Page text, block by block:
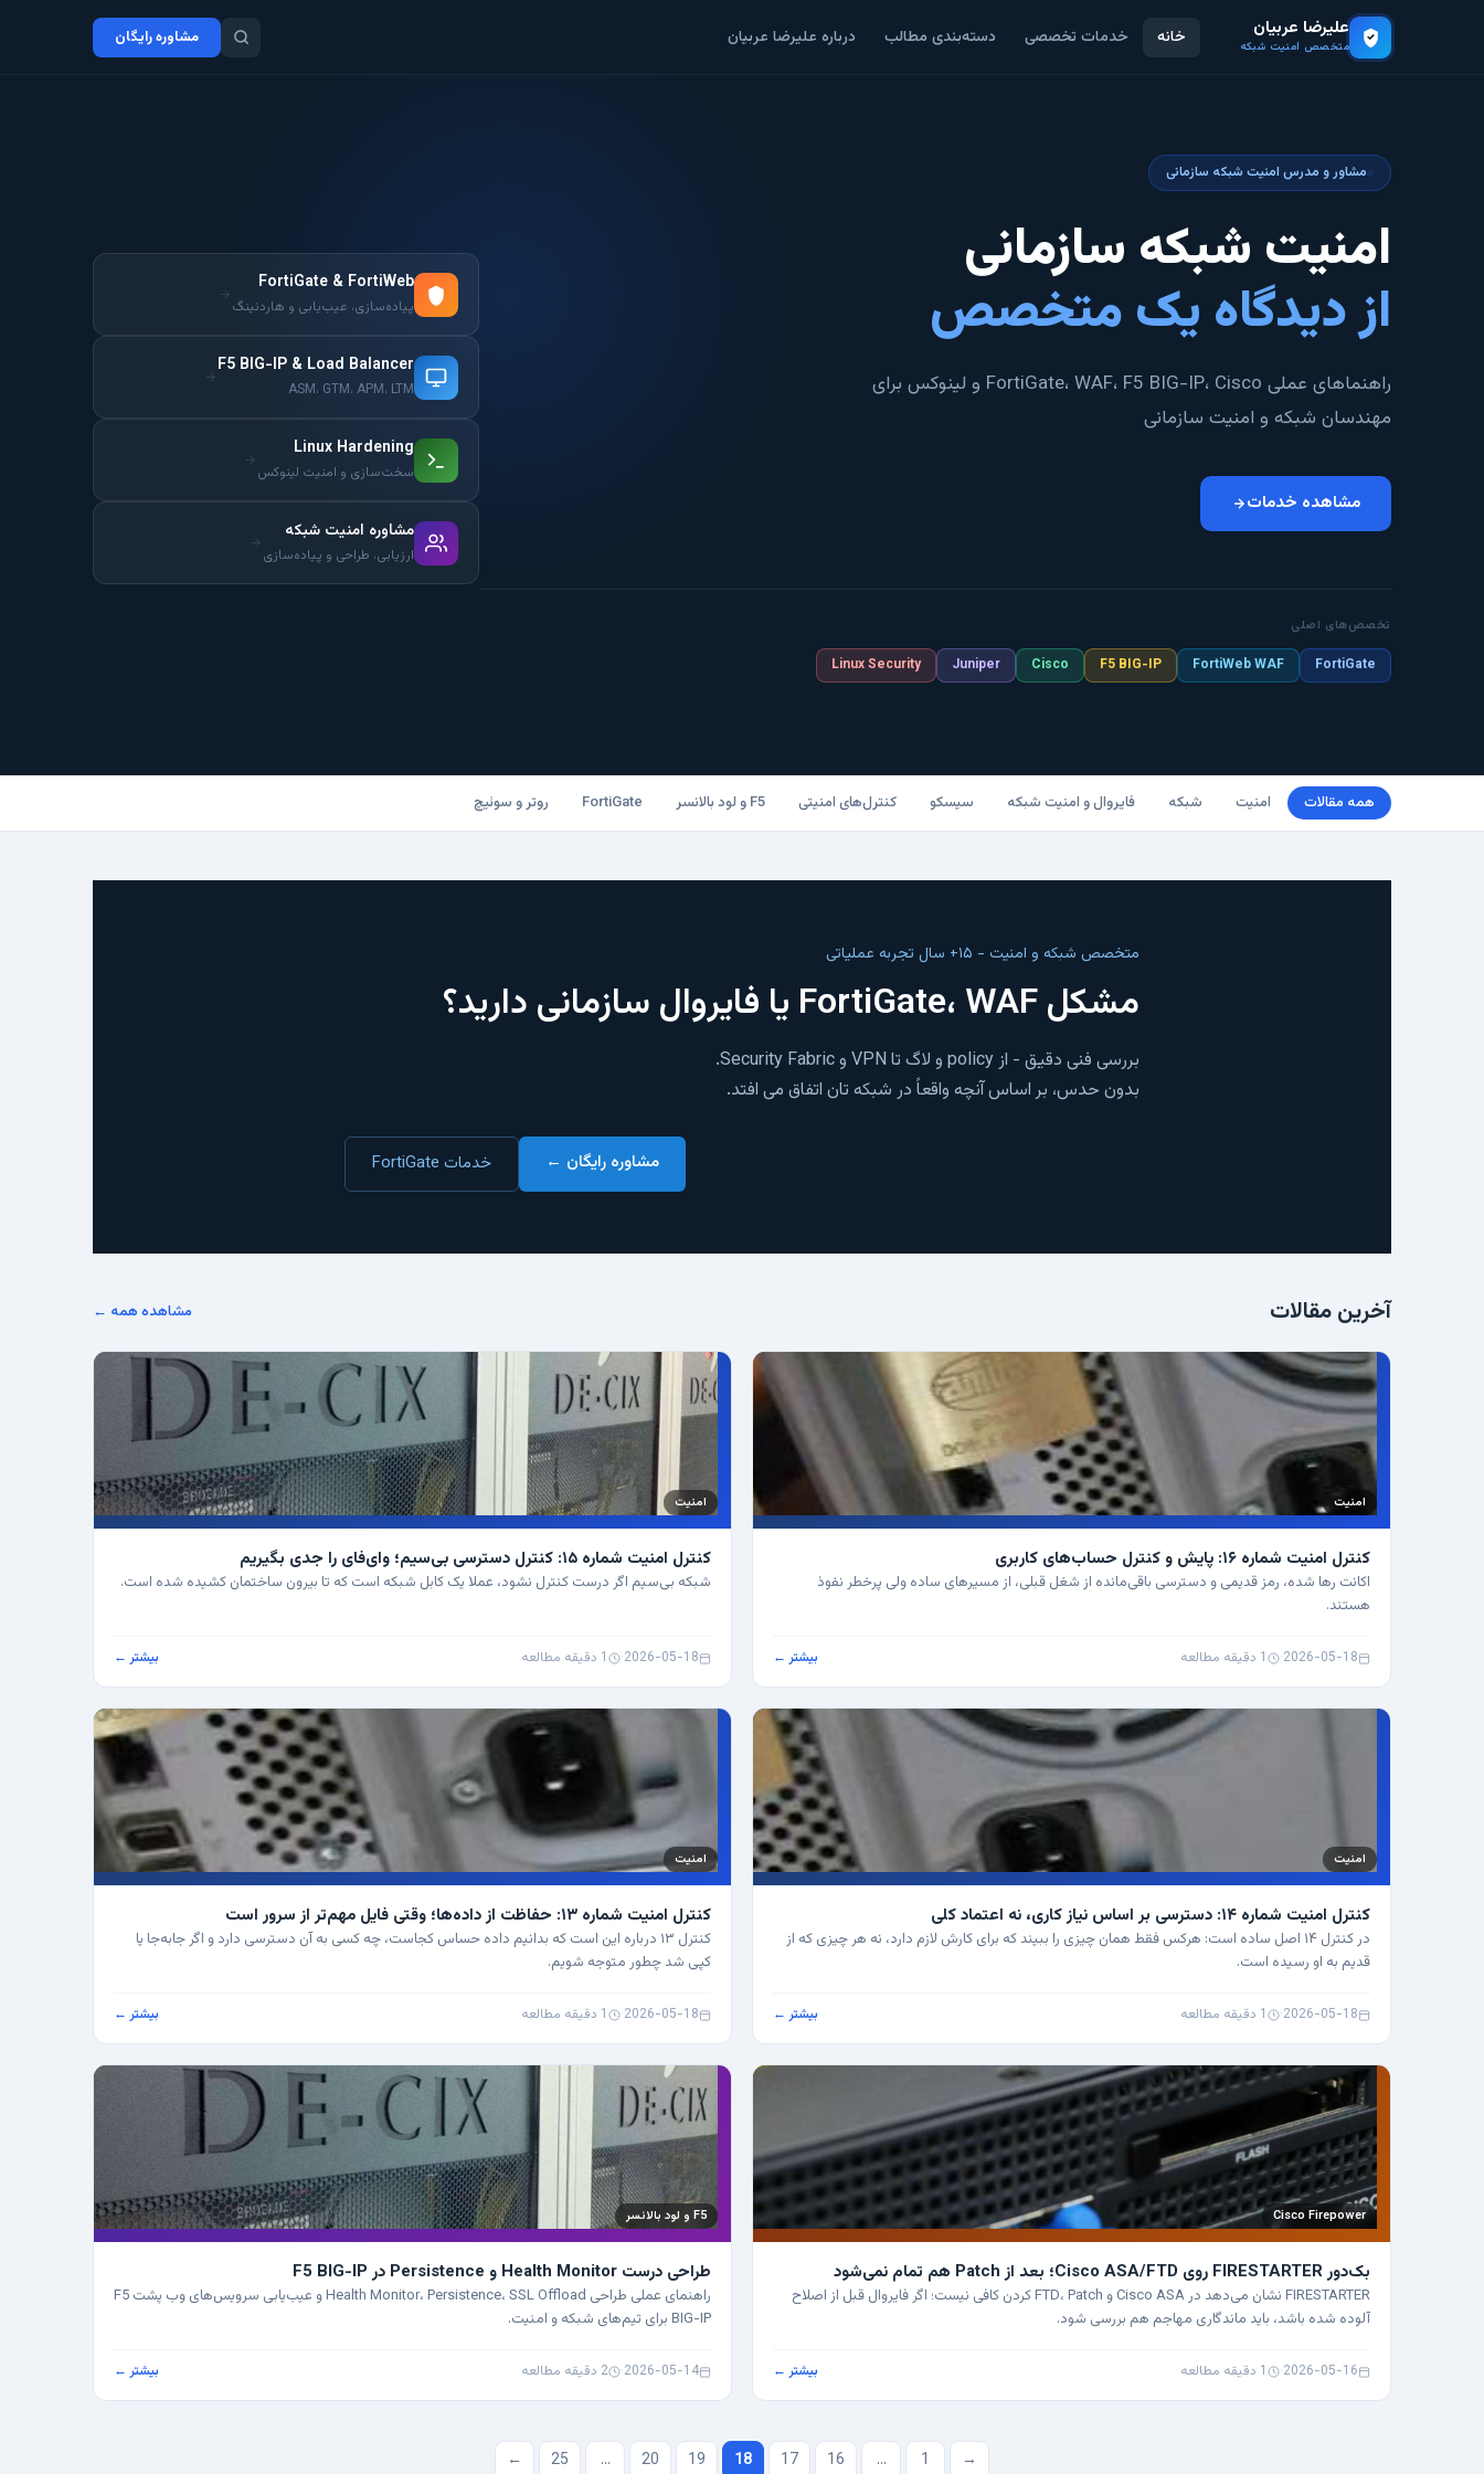
علیرضا عربیان
متخصص امنیت شبکه خانه خدمات تخصصی دسته‌بندی مطالب درباره علیرضا عربیان مشاوره رایگان
مشاور و مدرس امنیت شبکه سازمانی
امنیت شبکه سازمانی
از دیدگاه یک متخصص
راهنماهای عملی FortiGate، WAF، F5 BIG-IP، Cisco و لینوکس برای
مهندسان شبکه و امنیت سازمانی
مشاهده خدمات
تخصص‌های اصلی
FortiGate
FortiWeb WAF
F5 BIG-IP
Cisco
Juniper
Linux Security
FortiGate & FortiWeb
پیاده‌سازی، عیب‌یابی و هاردنینگ
F5 BIG-IP & Load Balancer
ASM، GTM، APM، LTM
Linux Hardening
سخت‌سازی و امنیت لینوکس
مشاوره امنیت شبکه
ارزیابی، طراحی و پیاده‌سازی
همه مقالات امنیت شبکه فایروال و امنیت شبکه سیسکو کنترل‌های امنیتی F5 و لود بالانسر FortiGate روتر و سوئیچ
متخصص شبکه و امنیت - ۱۵+ سال تجربه عملیاتی
مشکل FortiGate، WAF یا فایروال سازمانی دارید؟
بررسی فنی دقیق - از policy و لاگ تا VPN و Security Fabric.
بدون حدس، بر اساس آنچه واقعاً در شبکه تان اتفاق می افتد.
مشاوره رایگان ← خدمات FortiGate
آخرین مقالات مشاهده همه ←
امنیت
کنترل امنیت شماره ۱۶: پایش و کنترل حساب‌های کاربری
اکانت رها شده، رمز قدیمی و دسترسی باقی‌مانده از شغل قبلی، از مسیرهای ساده ولی پرخطر نفوذ
هستند.
2026-05-18
· 1 دقیقه مطالعه بیشتر ←
امنیت
کنترل امنیت شماره ۱۵: کنترل دسترسی بی‌سیم؛ وای‌فای را جدی بگیریم
شبکه بی‌سیم اگر درست کنترل نشود، عملا یک کابل شبکه است که تا بیرون ساختمان کشیده شده است.
2026-05-18
· 1 دقیقه مطالعه بیشتر ←
امنیت
کنترل امنیت شماره ۱۴: دسترسی بر اساس نیاز کاری، نه اعتماد کلی
در کنترل ۱۴ اصل ساده است: هرکس فقط همان چیزی را ببیند که برای کارش لازم دارد، نه هر چیزی که از
قدیم به او رسیده است.
2026-05-18
· 1 دقیقه مطالعه بیشتر ←
امنیت
کنترل امنیت شماره ۱۳: حفاظت از داده‌ها؛ وقتی فایل مهم‌تر از سرور است
کنترل ۱۳ درباره این است که بدانیم داده حساس کجاست، چه کسی به آن دسترسی دارد و اگر جابه‌جا یا
کپی شد چطور متوجه شویم.
2026-05-18
· 1 دقیقه مطالعه بیشتر ←
Cisco Firepower
بک‌دور FIRESTARTER روی Cisco ASA/FTD؛ بعد از Patch هم تمام نمی‌شود
FIRESTARTER نشان می‌دهد در Cisco ASA و FTD، Patch کردن کافی نیست؛ اگر فایروال قبل از اصلاح
آلوده شده باشد، باید ماندگاری مهاجم هم بررسی شود.
2026-05-16
· 1 دقیقه مطالعه بیشتر ←
F5 و لود بالانسر
طراحی درست Health Monitor و Persistence در F5 BIG-IP
راهنمای عملی طراحی Health Monitor، Persistence، SSL Offload و عیب‌یابی سرویس‌های وب پشت F5
BIG-IP برای تیم‌های شبکه و امنیت.
2026-05-14
· 2 دقیقه مطالعه بیشتر ←
صفحه‌بندی
→
1
…
16
17
18
19
20
…
25
←